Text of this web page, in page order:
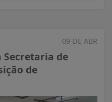
09 DE ABR
Secretaria de
de